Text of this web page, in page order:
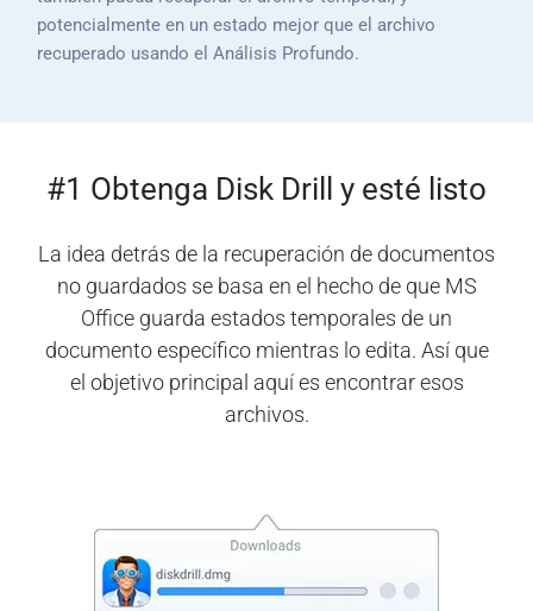
potencialmente en un estado mejor que el archivo
recuperado usando el Análisis Profundo.
#1 Obtenga Disk Drill y esté listo
La idea detrás de la recuperación de documentos
no guardados se basa en el hecho de que MS
Office guarda estados temporales de un
documento específico mientras lo edita. Así que
el objetivo principal aquí es encontrar esos
archivos.